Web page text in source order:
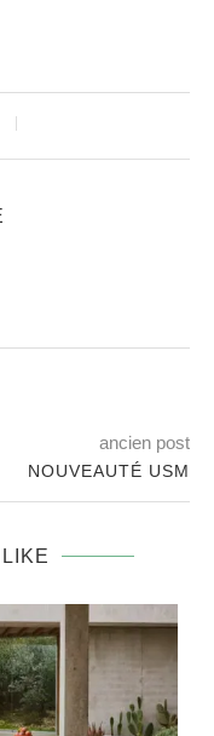
ancien post
NOUVEAUTÉ USM